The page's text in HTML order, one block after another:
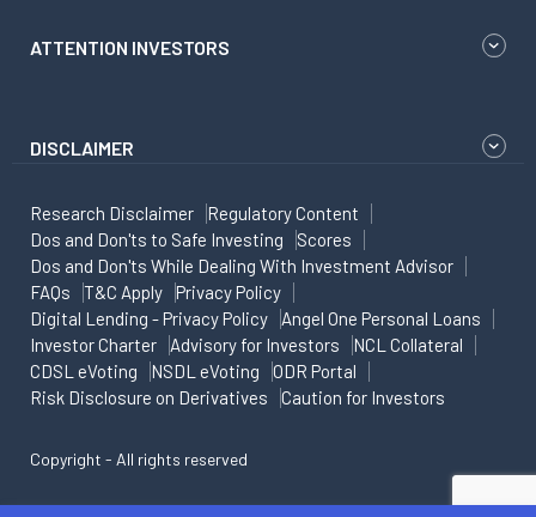
ATTENTION INVESTORS
DISCLAIMER
Research Disclaimer
Regulatory Content
Dos and Don'ts to Safe Investing
Scores
Dos and Don'ts While Dealing With Investment Advisor
FAQs
T&C Apply
Privacy Policy
Digital Lending - Privacy Policy
Angel One Personal Loans
Investor Charter
Advisory for Investors
NCL Collateral
CDSL eVoting
NSDL eVoting
ODR Portal
Risk Disclosure on Derivatives
Caution for Investors
Copyright - All rights reserved